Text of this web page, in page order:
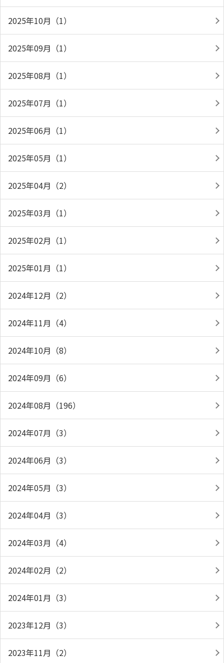
2025年10月（1）
2025年09月（1）
2025年08月（1）
2025年07月（1）
2025年06月（1）
2025年05月（1）
2025年04月（2）
2025年03月（1）
2025年02月（1）
2025年01月（1）
2024年12月（2）
2024年11月（4）
2024年10月（8）
2024年09月（6）
2024年08月（196）
2024年07月（3）
2024年06月（3）
2024年05月（3）
2024年04月（3）
2024年03月（4）
2024年02月（2）
2024年01月（3）
2023年12月（3）
2023年11月（2）